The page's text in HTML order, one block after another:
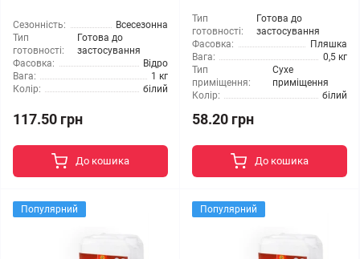
Сезонність:
Всесезонна
Тип
готовності:
Готова до
застосування
Фасовка:
Відро
Вага:
1 кг
Колір:
білий
117.50 грн
До кошика
Тип
готовності:
Готова до
застосування
Фасовка:
Пляшка
Вага:
0,5 кг
Тип
приміщення:
Сухе
приміщення
Колір:
білий
58.20 грн
До кошика
Популярний Популярний